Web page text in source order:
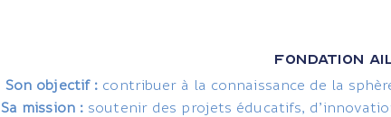
FONDATION
Son objectif : contribuer à la connaissance de la
Sa mission : soutenir des projets éducatifs,